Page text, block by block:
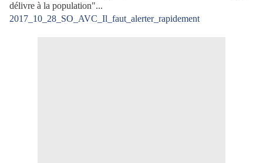
délivre à la population"...
2017_10_28_SO_AVC_Il_faut_alerter_rapidement